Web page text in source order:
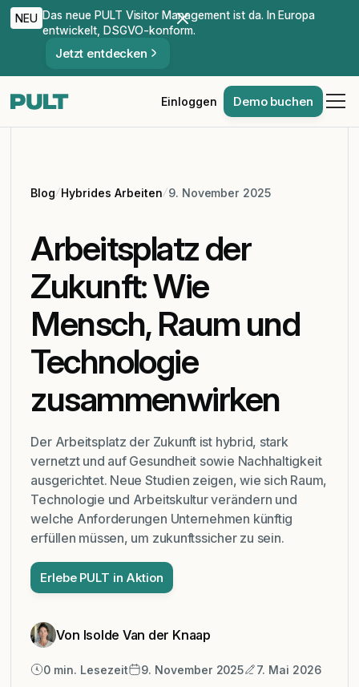
NEU Das neue PULT Visitor Management ist da. In Europa
entwickelt, DSGVO-konform.
Jetzt entdecken
Einloggen Demo buchen
Blog Hybrides Arbeiten 9. November 2025
Arbeitsplatz der
Zukunft: Wie
Mensch, Raum und
Technologie
zusammenwirken
Der Arbeitsplatz der Zukunft ist hybrid, stark
vernetzt und auf Gesundheit sowie Nachhaltigkeit
ausgerichtet. Neue Studien zeigen, wie sich Raum,
Technologie und Arbeitskultur verändern und
welche Anforderungen Unternehmen künftig
erfüllen müssen, um zukunftssicher zu sein.
Erlebe PULT in Aktion
Von Isolde Van der Knaap
0 min. Lesezeit 9. November 2025 7. Mai 2026